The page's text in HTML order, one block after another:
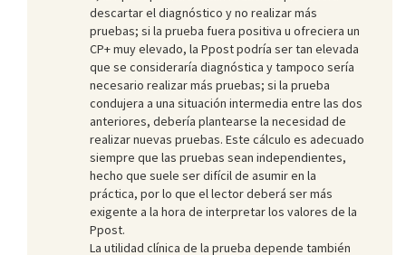
descartar el diagnóstico y no realizar más
pruebas; si la prueba fuera positiva u ofreciera un
CP+ muy elevado, la Ppost podría ser tan elevada
que se consideraría diagnóstica y tampoco sería
necesario realizar más pruebas; si la prueba
condujera a una situación intermedia entre las dos
anteriores, debería plantearse la necesidad de
realizar nuevas pruebas. Este cálculo es adecuado
siempre que las pruebas sean independientes,
hecho que suele ser difícil de asumir en la
práctica, por lo que el lector deberá ser más
exigente a la hora de interpretar los valores de la
Ppost.
La utilidad clínica de la prueba depende también